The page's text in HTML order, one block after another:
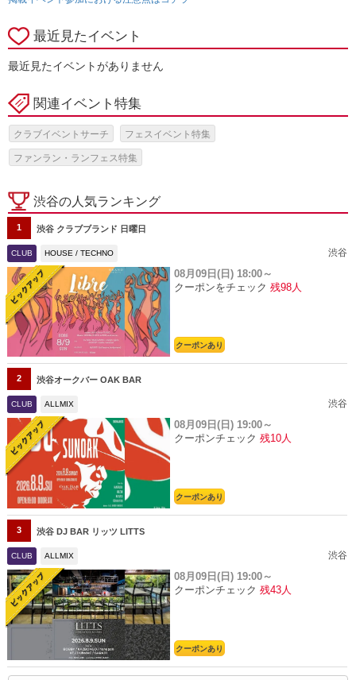
最近見たイベント
最近見たイベントがありません
関連イベント特集
クラブイベントサーチ フェスイベント特集
ファンラン・ランフェス特集
渋谷の人気ランキング
1 渋谷 クラブブランド 日曜日
CLUB HOUSE / TECHNO 渋谷
08月09日(日) 18:00～
クーポンをチェック 残98人
クーポンあり
2 渋谷オークバー OAK BAR
CLUB ALLMIX 渋谷
08月09日(日) 19:00～
クーポンチェック 残10人
クーポンあり
3 渋谷 DJ BAR リッツ LITTS
CLUB ALLMIX 渋谷
08月09日(日) 19:00～
クーポンチェック 残43人
クーポンあり